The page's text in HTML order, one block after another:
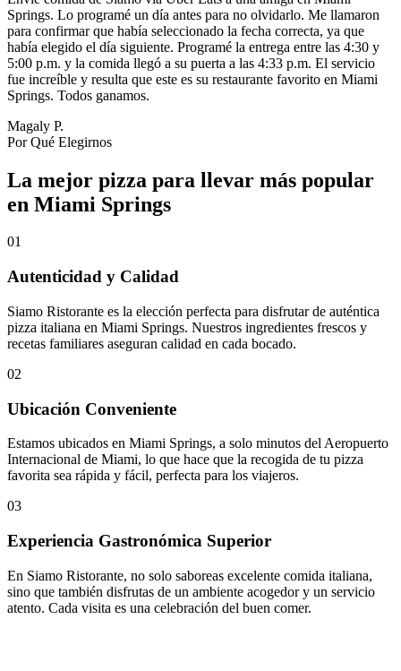
Springs. Lo programé un día antes para no olvidarlo. Me llamaron
para confirmar que había seleccionado la fecha correcta, ya que
había elegido el día siguiente. Programé la entrega entre las 4:30 y
5:00 p.m. y la comida llegó a su puerta a las 4:33 p.m. El servicio
fue increíble y resulta que este es su restaurante favorito en Miami
Springs. Todos ganamos.
Magaly P.
Por Qué Elegirnos
La mejor pizza para llevar más popular
en Miami Springs
01
Autenticidad y Calidad
Siamo Ristorante es la elección perfecta para disfrutar de auténtica
pizza italiana en Miami Springs. Nuestros ingredientes frescos y
recetas familiares aseguran calidad en cada bocado.
02
Ubicación Conveniente
Estamos ubicados en Miami Springs, a solo minutos del Aeropuerto
Internacional de Miami, lo que hace que la recogida de tu pizza
favorita sea rápida y fácil, perfecta para los viajeros.
03
Experiencia Gastronómica Superior
En Siamo Ristorante, no solo saboreas excelente comida italiana,
sino que también disfrutas de un ambiente acogedor y un servicio
atento. Cada visita es una celebración del buen comer.